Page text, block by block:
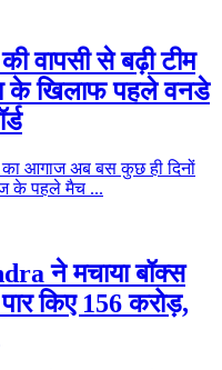
वापसी से बढ़ी टीम
के खिलाफ पहले वनडे
आगाज अब बस कुछ ही दिनों
के पहले मैच ...
ने मचाया बॉक्स
किए 156 करोड़,